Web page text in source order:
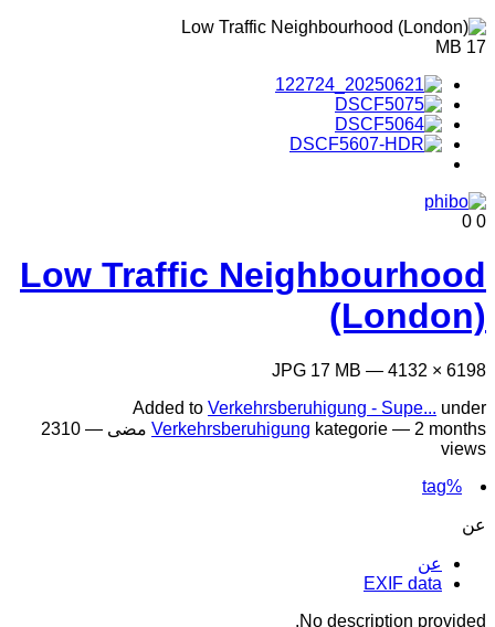
17 MB
0
0
Low Traffic Neighbourhood
(London)
6198 × 4132 — JPG 17 MB
Added to Verkehrsberuhigung - Supe... under
Verkehrsberuhigung kategorie — 2 months مضى
— 2310
views
%tag
عن
عن
EXIF data
No description provided.